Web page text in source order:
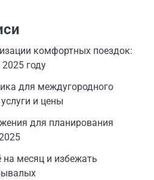
комфортных поездок:
году
для междугородного
и цены
для планирования
месяц и избежать